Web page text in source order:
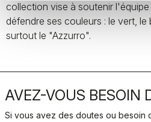
collection vise à soutenir
défendre ses couleurs : le vert, le
surtout le "Azzurro".
AVEZ-VOUS BESOIN
Si vous avez des doutes ou besoin